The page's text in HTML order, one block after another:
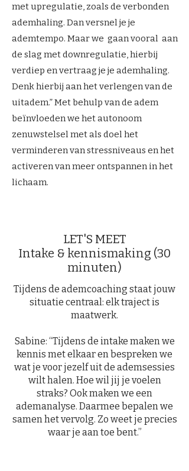
met upregulatie, zoals de verbonden
ademhaling. Dan versnel je je
ademtempo. Maar we gaan vooral aan
de slag met downregulatie, hierbij
verdiep en vertraag je je ademhaling.
Denk hierbij aan het verlengen van de
uitadem.” Met behulp van de adem
beïnvloeden we het autonoom
zenuwstelsel met als doel het
verminderen van stressniveaus en het
activeren van meer ontspannen in het
lichaam.
LET'S MEET
Intake & kennismaking (30
minuten)
Tijdens de ademcoaching staat jouw
situatie centraal: elk traject is
maatwerk.
Sabine: “Tijdens de intake maken we
kennis met elkaar en bespreken we
wat je voor jezelf uit de ademsessies
wilt halen. Hoe wil jij je voelen
straks? Ook maken we een
ademanalyse. Daarmee bepalen we
samen het vervolg. Zo weet je precies
waar je aan toe bent.”